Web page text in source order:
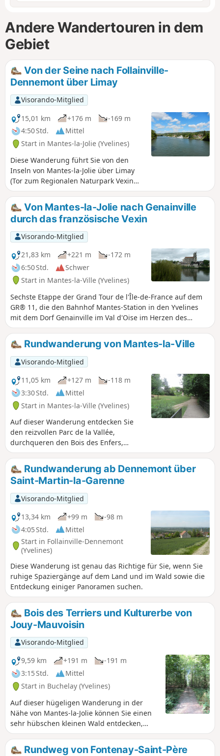
Andere Wandertouren in dem
Gebiet
Von der Seine nach Follainville-
Dennemont über Limay
Visorando-Mitglied
15,01 km
+176 m
-169 m
4:50 Std.
Mittel
Start in Mantes-la-Jolie (Yvelines)
Diese Wanderung führt Sie von den
Inseln von Mantes-la-Jolie über Limay
(Tor zum Regionalen Naturpark Vexin
Français) nach Follainville-Dennemont.
Sie wandern entlang der Seine und
durchqueren Wälder und Felder. Sie
entdecken schöne Aussichtspunkte,
insbesondere auf Mantes und seine
Stiftskirche.
Von Mantes-la-Jolie nach Genainville
durch das französische Vexin
Visorando-Mitglied
21,83 km
+221 m
-172 m
6:50 Std.
Schwer
Start in Mantes-la-Ville (Yvelines)
Sechste Etappe der Grand Tour de l'Île-de-France auf dem
GR® 11, die den Bahnhof Mantes-Station in den Yvelines
mit dem Dorf Genainville im Val d'Oise im Herzen des
französischen Vexin verbindet. Diese Etappe ist der erste
Teil einer zweitägigen Wanderung, deren Ziel es ist, den
Bahnhof Mantes-Station mit dem weiter nordöstlich im Val
d'Oise gelegenen Bahnhof Chars zu verbinden.Die Etappe
beginnt in Mantes-la-Jolie im Seine-Tal und führt in
nördlicher Richtung durch den südwestlichen Teil des
Regionalen Naturparks Vexin Français, wobei sie in kurzer
Zeit von einem der tiefsten Punkte der Region (die
Überquerung der Seine, ~18 m) zu einem der höchsten
Punkte (der Buchenwald in Villiers-en-Arthies, 205 m).Das
französische Vexin mit seinen geschützten Agrar- und
Waldlandschaften ist eine wunderschöne Region, in der
man sehr angenehm wandern kann.
Rundwanderung von Mantes-la-Ville
Visorando-Mitglied
11,05 km
+127 m
-118 m
3:30 Std.
Mittel
Start in Mantes-la-Ville (Yvelines)
Auf dieser Wanderung entdecken Sie
den reizvollen Parc de la Vallée,
durchqueren den Bois des Enfers,
genießen schöne Ausblicke und
wandern einen Großteil der Strecke
entlang des Flusses Vaucouleurs.
Rundwanderung ab Dennemont über
Saint-Martin-la-Garenne
Visorando-Mitglied
13,34 km
+99 m
-98 m
4:05 Std.
Mittel
Start in Follainville-Dennemont
(Yvelines)
Diese Wanderung ist genau das Richtige für Sie, wenn Sie
ruhige Spaziergänge auf dem Land und im Wald sowie die
Entdeckung einiger Panoramen suchen.
Bois des Terriers und Kulturerbe von
Jouy-Mauvoisin
Visorando-Mitglied
9,59 km
+191 m
-191 m
3:15 Std.
Mittel
Start in Buchelay (Yvelines)
Auf dieser hügeligen Wanderung in der
Nähe von Mantes-la-Jolie können Sie einen
sehr hübschen kleinen Wald entdecken,
einige schöne Aussichtspunkte genießen
und durch Jouy-Mauvoisin wandern.
Rundweg von Fontenay-Saint-Père